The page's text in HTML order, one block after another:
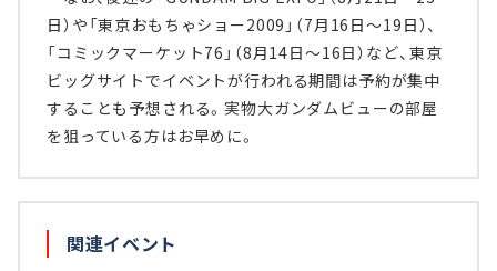
日）や「東京おもちゃショー2009」（7月16日～19日）、
「コミックマーケット76」（8月14日～16日）など、東京
ビッグサイトでイベントが行われる期間は予約が集中
することも予想される。実物大ガンダムビューの部屋
を狙っている方はお早めに。
関連イベント